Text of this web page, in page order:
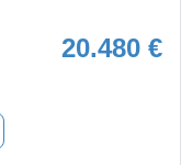
20.480 €